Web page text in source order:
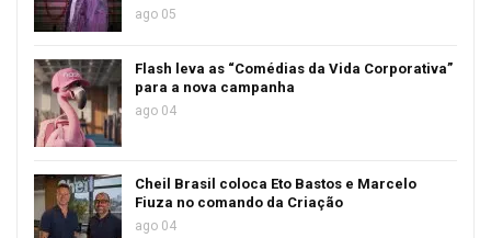
ago 05
Flash leva as “Comédias da Vida Corporativa”
para a nova campanha
ago 04
Cheil Brasil coloca Eto Bastos e Marcelo
Fiuza no comando da Criação
ago 04